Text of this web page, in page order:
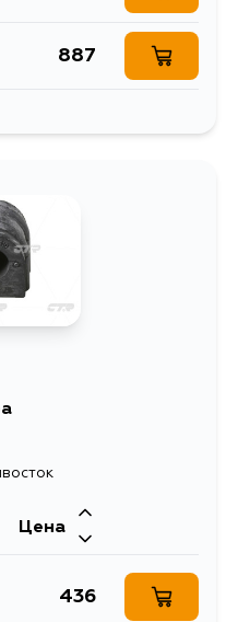
887
Цена
436